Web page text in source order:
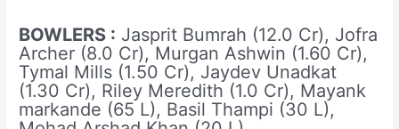
BOWLERS : Jasprit Bumrah (12.0 Cr), Jofra
Archer (8.0 Cr), Murgan Ashwin (1.60 Cr),
Tymal Mills (1.50 Cr), Jaydev Unadkat
(1.30 Cr), Riley Meredith (1.0 Cr), Mayank
markande (65 L), Basil Thampi (30 L),